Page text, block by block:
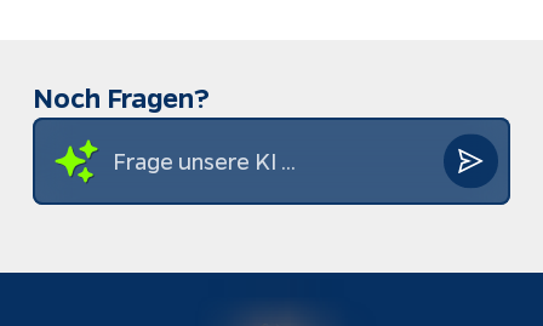
Noch Fragen?